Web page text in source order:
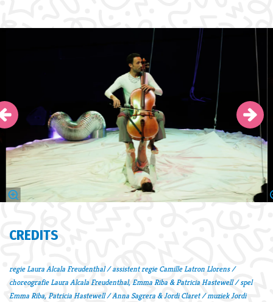
CREDITS
regie Laura Alcala Freudenthal / assistent regie Camille Latron Llorens /
choreografie Laura Alcala Freudenthal, Emma Riba & Patricia Hastewell / spel
Emma Riba, Patricia Hastewell / Anna Sagrera & Jordi Claret / muziek Jordi